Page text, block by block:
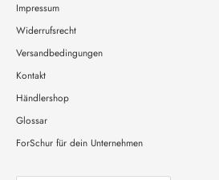
Impressum
Widerrufsrecht
Versandbedingungen
Kontakt
Händlershop
Glossar
ForSchur für dein Unternehmen